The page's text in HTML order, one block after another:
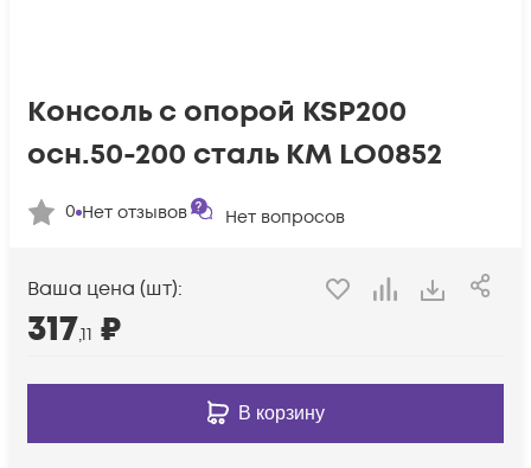
Консоль с опорой KSP200
осн.50-200 сталь КМ LO0852
0 Нет отзывов Нет вопросов
Ваша цена (шт):
317,11 ₽
В корзину